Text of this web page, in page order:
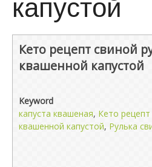
Кето рецепт свиной
квашенной капустой
Keyword
капуста квашеная, Кето
квашенной капустой, Рулька